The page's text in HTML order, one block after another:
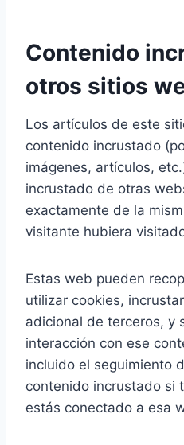
Contenido
otros sitios
Los artículos de este
contenido incrustado
imágenes, artículos,
incrustado de otras
exactamente de la
visitante hubiera
Estas web pueden
utilizar cookies,
adicional de terceros, y
interacción con ese
incluido el seguimiento
contenido incrustado si
estás conectado a esa